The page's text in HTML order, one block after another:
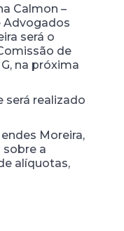
Calmon –
Advogados
será o
de
na próxima
será realizado
Moreira,
sobre a
alíquotas,